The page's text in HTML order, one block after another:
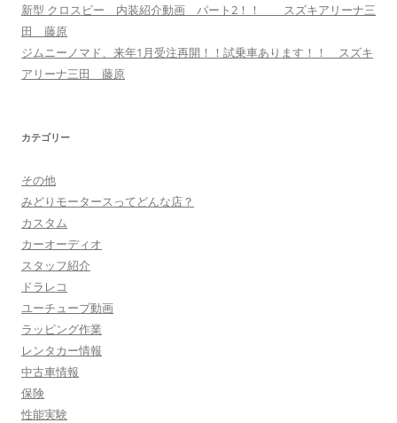
新型 クロスビー 内装紹介動画 パート2！！ スズキアリーナ三
田 藤原
ジムニーノマド、来年1月受注再開！！試乗車あります！！ スズキ
アリーナ三田 藤原
カテゴリー
その他
みどりモータースってどんな店？
カスタム
カーオーディオ
スタッフ紹介
ドラレコ
ユーチューブ動画
ラッピング作業
レンタカー情報
中古車情報
保険
性能実験